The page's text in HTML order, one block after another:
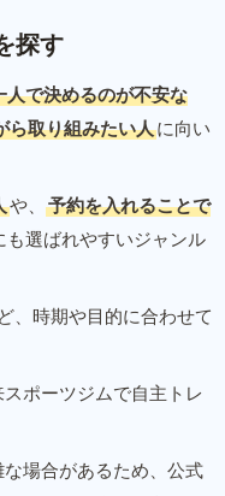
探す
人で決めるのが不安な
ら取り組みたい人に向い
や、
予約を入れることで
も選ばれやすいジャンル
、時期や目的に合わせて
ポーツジムで自主トレ
場合があるため、公式